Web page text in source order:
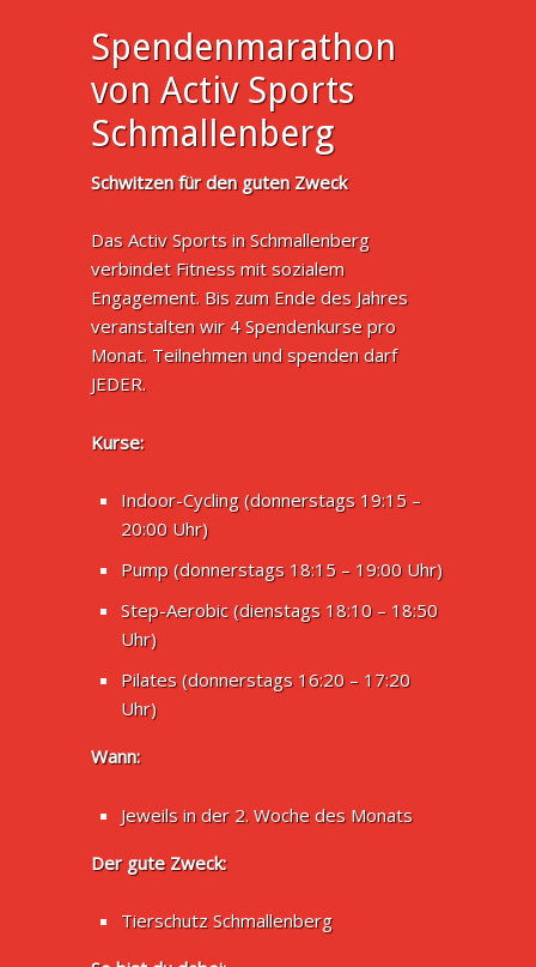
Spendenmarathon
von Activ Sports
Schmallenberg
Schwitzen für den guten Zweck
Das Activ Sports in Schmallenberg
verbindet Fitness mit sozialem
Engagement. Bis zum Ende des Jahres
veranstalten wir 4 Spendenkurse pro
Monat. Teilnehmen und spenden darf
JEDER.
Kurse:
Indoor-Cycling (donnerstags 19:15 –
20:00 Uhr)
Pump (donnerstags 18:15 – 19:00 Uhr)
Step-Aerobic (dienstags 18:10 – 18:50
Uhr)
Pilates (donnerstags 16:20 – 17:20
Uhr)
Wann:
Jeweils in der 2. Woche des Monats
Der gute Zweck:
Tierschutz Schmallenberg